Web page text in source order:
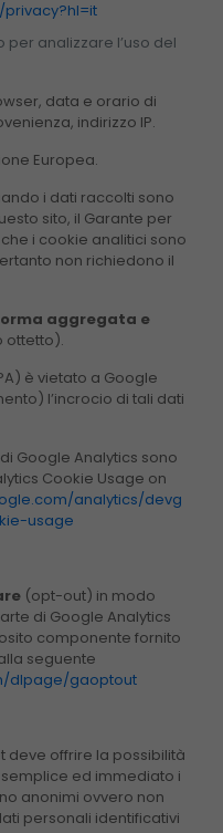
per analizzare l’uso del
data e orario di
indirizzo IP.
Europea.
i dati raccolti sono
sito, il Garante per
i cookie analitici sono
non richiedono il
aggregata e
ottetto).
è vietato a Google
l’incrocio di tali dati
Google Analytics sono
Cookie Usage on
analytics/devg
usage
(opt-out) in modo
di Google Analytics
componente fornito
seguente
dlpage/gaoptout
deve offrire la possibilità
ed immediato i
anonimi ovvero non
personali identificativi